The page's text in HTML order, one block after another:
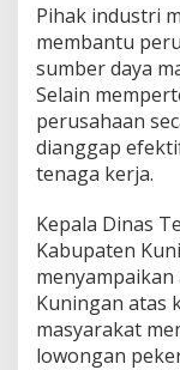
Pihak industri
membantu
sumber daya
Selain
perusahaan
dianggap
tenaga kerja.
Kepala Dinas
Kabupaten
menyampaikan
Kuningan atas
masyarakat
lowongan